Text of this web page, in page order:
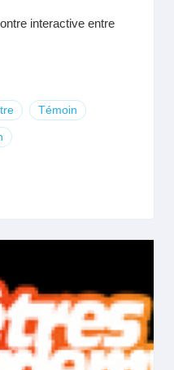
interactive entre
Témoin